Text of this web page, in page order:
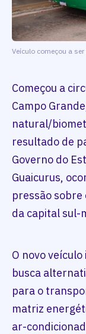
Veículo começou a
Começou a
Campo
natural/
resultado de
Governo do
Guaicurus,
pressão
da capital sul-
O novo
busca
para o
matriz
ar-